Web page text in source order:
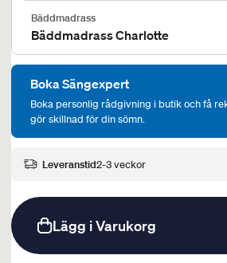
Bäddmadrass
Bäddmadrass Charlotte
Boka Sängexpert
Boka personlig rådgivning i butik och få
gör skillnad för din sömn.
Leveranstid2-3 veckor
Lägg i Varukorg